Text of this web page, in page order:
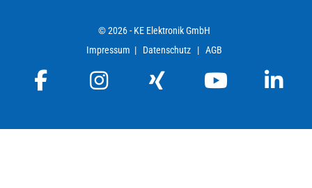
© 2026 - KE Elektronik GmbH
Impressum | Datenschutz | AGB